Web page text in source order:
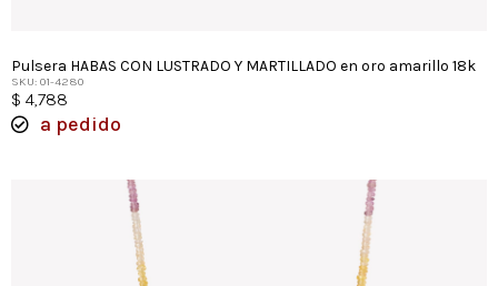
Pulsera HABAS CON LUSTRADO Y MARTILLADO en oro amarillo 18k
SKU: 01-4280
$ 4,788
a pedido